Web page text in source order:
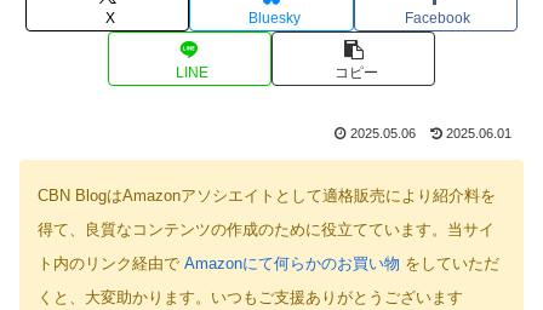
X Bluesky Facebook
LINE コピー
2025.05.06 2025.06.01
CBN BlogはAmazonアソシエイトとして適格販売により紹介料を
得て、良質なコンテンツの作成のために役立てています。当サイ
ト内のリンク経由で Amazonにて何らかのお買い物 をしていただ
くと、大変助かります。いつもご支援ありがとうございます